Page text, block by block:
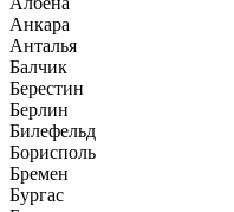
Анкара
Анталья
Балчик
Берестин
Берлин
Билефельд
Борисполь
Бремен
Бургас